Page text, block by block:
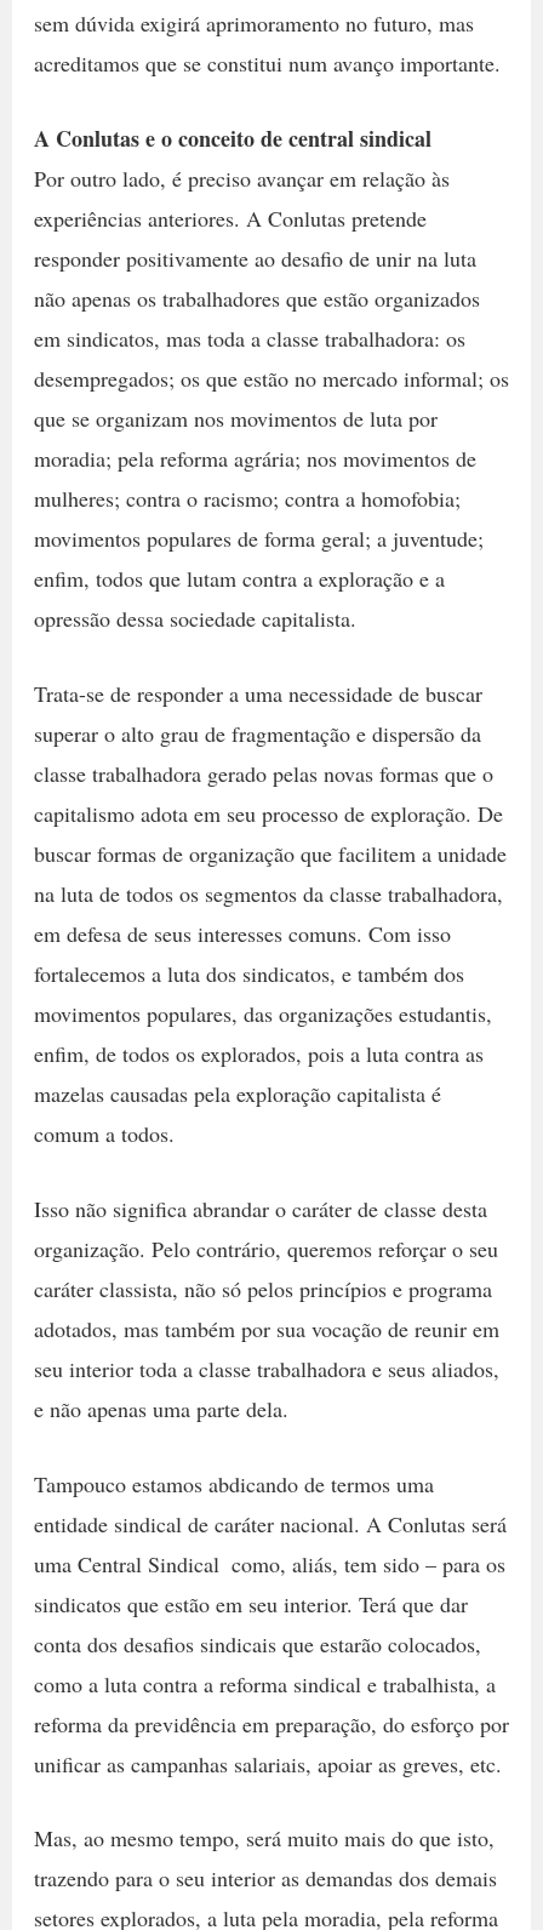
sem dúvida exigirá aprimoramento no futuro, mas
acreditamos que se constitui num avanço importante.
A Conlutas e o conceito de central sindical
Por outro lado, é preciso avançar em relação às
experiências anteriores. A Conlutas pretende
responder positivamente ao desafio de unir na luta
não apenas os trabalhadores que estão organizados
em sindicatos, mas toda a classe trabalhadora: os
desempregados; os que estão no mercado informal; os
que se organizam nos movimentos de luta por
moradia; pela reforma agrária; nos movimentos de
mulheres; contra o racismo; contra a homofobia;
movimentos populares de forma geral; a juventude;
enfim, todos que lutam contra a exploração e a
opressão dessa sociedade capitalista.
Trata-se de responder a uma necessidade de buscar
superar o alto grau de fragmentação e dispersão da
classe trabalhadora gerado pelas novas formas que o
capitalismo adota em seu processo de exploração. De
buscar formas de organização que facilitem a unidade
na luta de todos os segmentos da classe trabalhadora,
em defesa de seus interesses comuns. Com isso
fortalecemos a luta dos sindicatos, e também dos
movimentos populares, das organizações estudantis,
enfim, de todos os explorados, pois a luta contra as
mazelas causadas pela exploração capitalista é
comum a todos.
Isso não significa abrandar o caráter de classe desta
organização. Pelo contrário, queremos reforçar o seu
caráter classista, não só pelos princípios e programa
adotados, mas também por sua vocação de reunir em
seu interior toda a classe trabalhadora e seus aliados,
e não apenas uma parte dela.
Tampouco estamos abdicando de termos uma
entidade sindical de caráter nacional. A Conlutas será
uma Central Sindical  como, aliás, tem sido – para os
sindicatos que estão em seu interior. Terá que dar
conta dos desafios sindicais que estarão colocados,
como a luta contra a reforma sindical e trabalhista, a
reforma da previdência em preparação, do esforço por
unificar as campanhas salariais, apoiar as greves, etc.
Mas, ao mesmo tempo, será muito mais do que isto,
trazendo para o seu interior as demandas dos demais
setores explorados, a luta pela moradia, pela reforma